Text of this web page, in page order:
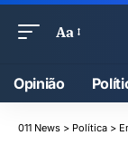
Aa
Opinião
011 News > Política >